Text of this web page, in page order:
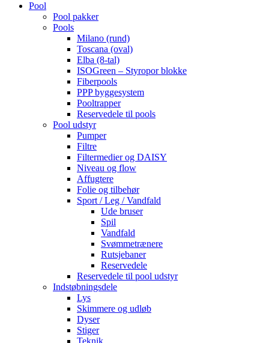
Pool
Pool pakker
Pools
Milano (rund)
Toscana (oval)
Elba (8-tal)
ISOGreen – Styropor blokke
Fiberpools
PPP byggesystem
Pooltrapper
Reservedele til pools
Pool udstyr
Pumper
Filtre
Filtermedier og DAISY
Niveau og flow
Affugtere
Folie og tilbehør
Sport / Leg / Vandfald
Ude bruser
Spil
Vandfald
Svømmetrænere
Rutsjebaner
Reservedele
Reservedele til pool udstyr
Indstøbningsdele
Lys
Skimmere og udløb
Dyser
Stiger
Teknik